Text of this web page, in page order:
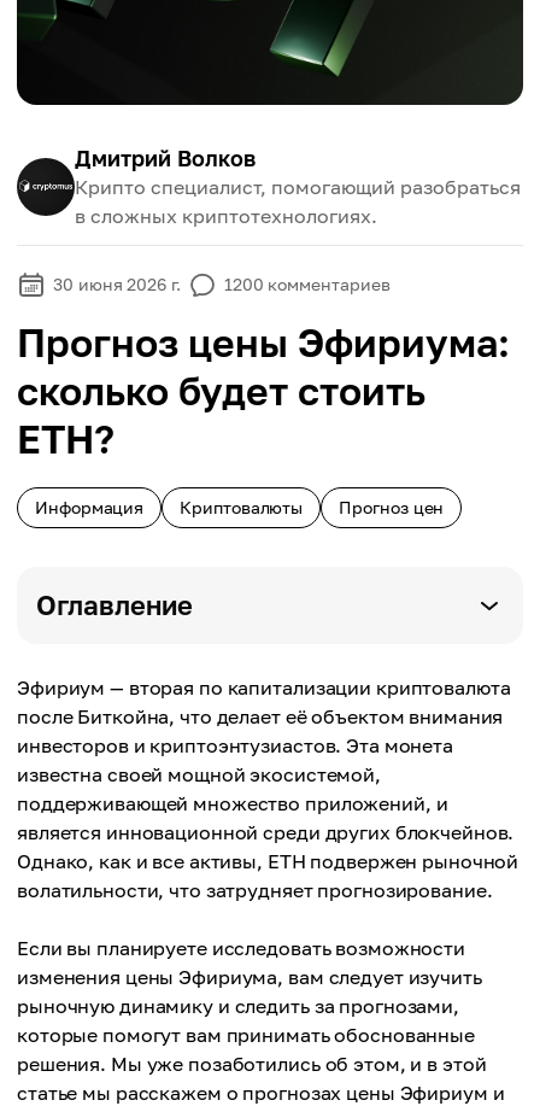
Дмитрий Волков
Крипто специалист, помогающий разобраться
в сложных криптотехнологиях.
30 июня 2026 г. 1200 комментариев
Прогноз цены Эфириума:
сколько будет стоить
ETH?
Информация Криптовалюты Прогноз цен
Оглавление
Эфириум — вторая по капитализации криптовалюта
после Биткойна, что делает её объектом внимания
инвесторов и криптоэнтузиастов. Эта монета
известна своей мощной экосистемой,
поддерживающей множество приложений, и
является инновационной среди других блокчейнов.
Однако, как и все активы, ETH подвержен рыночной
волатильности, что затрудняет прогнозирование.
Если вы планируете исследовать возможности
изменения цены Эфириума, вам следует изучить
рыночную динамику и следить за прогнозами,
которые помогут вам принимать обоснованные
решения. Мы уже позаботились об этом, и в этой
статье мы расскажем о прогнозах цены Эфириум и